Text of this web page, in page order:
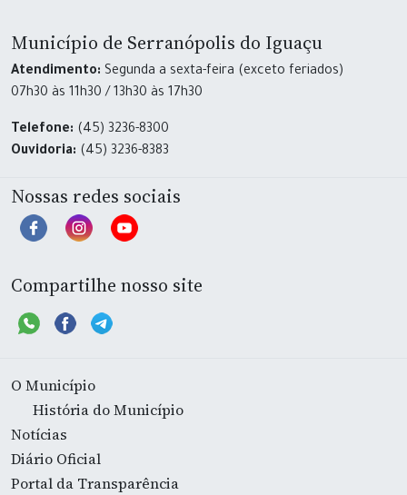
Município de Serranópolis do Iguaçu
Atendimento: Segunda a sexta-feira (exceto feriados)
07h30 às 11h30 / 13h30 às 17h30
Telefone: (45) 3236-8300
Ouvidoria: (45) 3236-8383
Nossas redes sociais
Compartilhe nosso site
O Município
História do Município
Notícias
Diário Oficial
Portal da Transparência